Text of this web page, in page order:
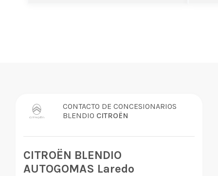
CONTACTO DE CONCESIONARIOS
BLENDIO CITROËN
CITROËN BLENDIO
AUTOGOMAS Laredo